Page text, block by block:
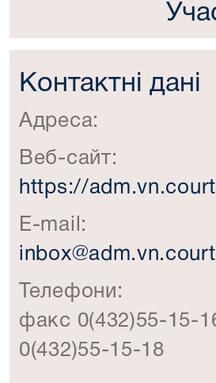
Контактні дані
Адреса:
Веб-сайт:
https://
E-mail:
Телефони:
факс 0(432)55-15-
0(432)55-15-18